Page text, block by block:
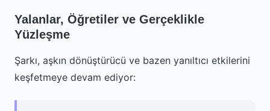
Yalanlar, Öğretiler ve Gerçeklikle
Yüzleşme
Şarkı, aşkın dönüştürücü ve bazen yanıltıcı etkilerini
keşfetmeye devam ediyor: